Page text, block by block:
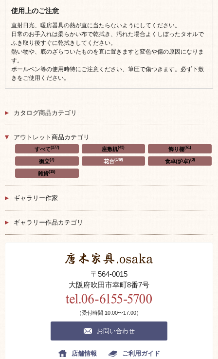
使用上のご注意
直射日光、暖房器具の熱が直に当たらないようにしてください。
日常のお手入れは柔らかい布で乾拭き、汚れた場合よくしぼったタオルで
ふき取り後すぐに乾拭きしてください。
熱い物や、底のざらついたものを直に置きますと変色や傷の原因になりま
す。
ボールペン等の使用時特にご注意ください、筆圧で傷つきます。必ず下敷
きをご使用ください。
カタログ商品カテゴリ
アウトレット商品カテゴリ
すべて(277) 座敷机(43) 飾り棚(61)
衝立(7) 花台(149) 食卓(炉卓)(3)
雑貨(15)
ギャラリー作家
ギャラリー作品カテゴリ
〒564-0015
大阪府吹田市幸町8番7号
（受付時間 10:00〜17:00）
お問い合わせ
店舗情報 ご利用ガイド